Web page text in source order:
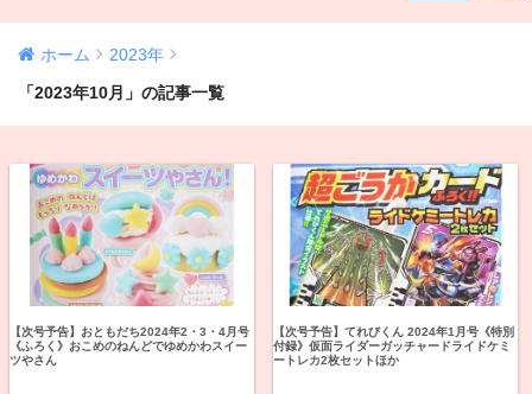
ホーム
2023年
「2023年10月」の記事一覧
【次号予告】おともだち2024年2・3・4月号
《ふろく》おこめのねんどでゆめかわスイー
ツやさん
【次号予告】てれびくん 2024年1月号《特別
付録》仮面ライダーガッチャードライドケミ
ートレカ2枚セットほか